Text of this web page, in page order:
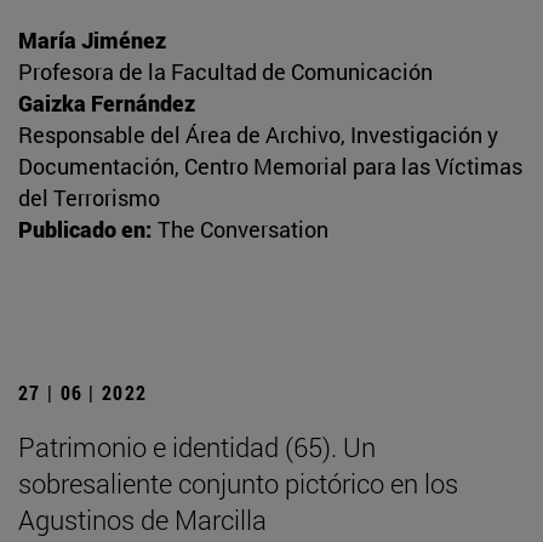
María Jiménez
Profesora de la Facultad de Comunicación
Gaizka Fernández
Responsable del Área de Archivo, Investigación y
Documentación, Centro Memorial para las Víctimas
del Terrorismo
Publicado en: The Conversation
27 | 06 | 2022
Patrimonio e identidad (65). Un
sobresaliente conjunto pictórico en los
Agustinos de Marcilla